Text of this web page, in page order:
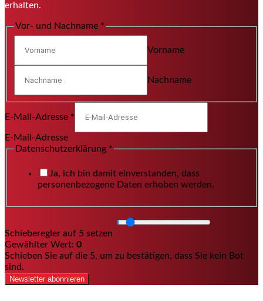
erhalten.
Vor- und Nachname *
Vorname
Nachname
E-Mail-Adresse *
E-Mail-Adresse
Datenschutzerklärung *
Ja, ich bin damit einverstanden, dass
personenbezogene Daten erhoben werden.
Schieberegler auf 5 setzen
Gewählter Wert: 0
Schieben Sie auf die 5, um zu bestätigen, dass Sie kein Bot
sind.
Newsletter abonnieren